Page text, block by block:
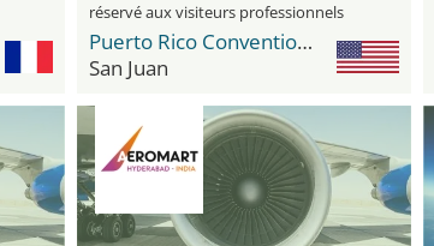
réservé aux visiteurs professionnels
Puerto Rico Convention Center
San Juan